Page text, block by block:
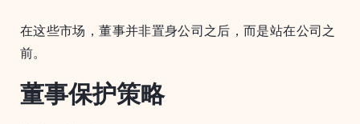
在这些市场，董事并非置身公司之后，而是站在公司之
前。
董事保护策略